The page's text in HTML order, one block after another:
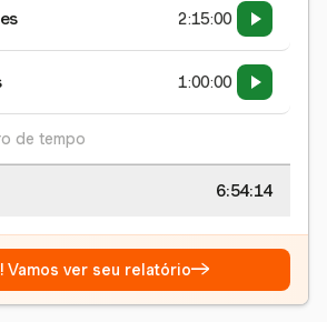
2:15:00
1:00:00
de tempo
6:54:15
Vamos ver seu relatório→